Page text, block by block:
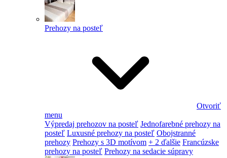
Prehozy na posteľ
Otvoriť
menu
Výpredaj prehozov na posteľ Jednofarebné prehozy na
posteľ Luxusné prehozy na posteľ Obojstranné
prehozy Prehozy s 3D motívom + 2 ďalšie Francúzske
prehozy na posteľ Prehozy na sedacie súpravy